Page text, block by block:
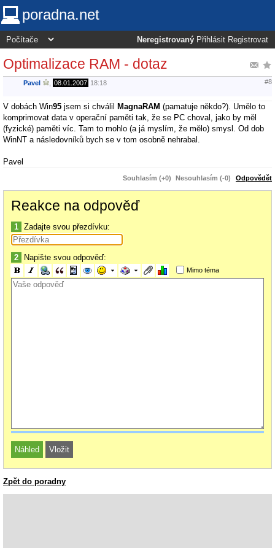
poradna.net
Neregistrovaný Přihlásit Registrovat
Optimalizace RAM - dotaz
Pavel 08.01.2007 18:18 #8
V dobách Win95 jsem si chválil MagnaRAM (pamatuje někdo?). Umělo to
komprimovat data v operační paměti tak, že se PC choval, jako by měl
(fyzické) paměti víc. Tam to mohlo (a já myslím, že mělo) smysl. Od dob
WinNT a následovníků bych se v tom osobně nehrabal.
Pavel
Souhlasím (+0) Nesouhlasím (-0) Odpovědět
Reakce na odpověď
1 Zadajte svou přezdívku:
2 Napište svou odpověď:
Mimo téma
Zpět do poradny